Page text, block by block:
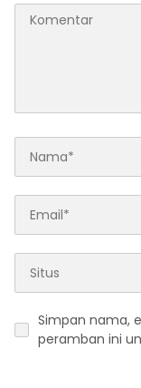
Simpan nama,
peramban ini